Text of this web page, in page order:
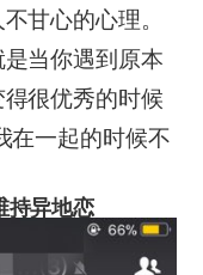
甘心的心理。
当你遇到原本
很优秀的时候
在一起的时候不
持异地恋